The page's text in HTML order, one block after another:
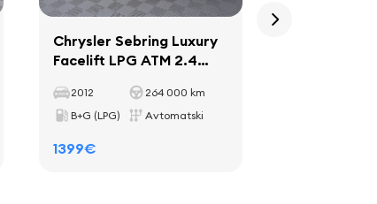
Chrysler Sebring Luxury
Facelift LPG ATM 2.4
2012
264 000 km
B+G (LPG)
Avtomatski
1399€